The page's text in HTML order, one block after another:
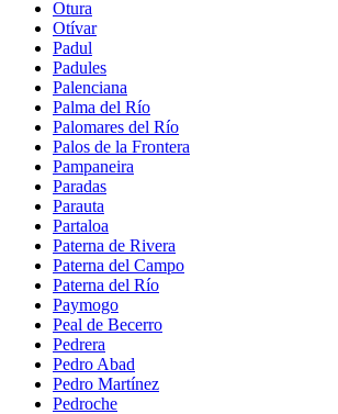
Otura
Otívar
Padul
Padules
Palenciana
Palma del Río
Palomares del Río
Palos de la Frontera
Pampaneira
Paradas
Parauta
Partaloa
Paterna de Rivera
Paterna del Campo
Paterna del Río
Paymogo
Peal de Becerro
Pedrera
Pedro Abad
Pedro Martínez
Pedroche